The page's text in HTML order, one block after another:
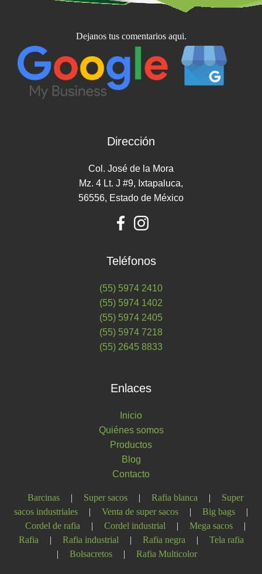
Dejanos tus comentarios aqui.
Dirección
Col. José de la Mora
Mz. 4 Lt. J #9, Ixtapaluca,
56556, Estado de México
Teléfonos
(55) 5974 2410
(55) 5974 1402
(55) 5974 2405
(55) 5974 7218
(55) 2645 8833
Enlaces
Inicio
Quiénes somos
Productos
Blog
Contacto
Barcinas | Super sacos | Rafia blanca |
Super
sacos industriales
| Venta de super sacos | Big bags
|
Cordel de rafia
| Cordel industrial | Mega sacos
|
Rafia
| Rafia industrial | Rafia negra |
Tela rafia
|
Bolsacretos | Rafia Multicolor